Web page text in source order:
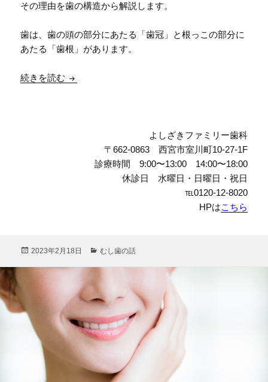
その理由を歯の構造から解説します。
歯は、歯の頭の部分にあたる「歯冠」と根っこの部分に
あたる「歯根」があります。
続きを読む 【歯の構造】歯冠部編：小さいと思っていたむ
よしざきファミリー歯科
〒662-0863 西宮市室川町10-27-1F
診療時間 9:00〜13:00 14:00〜18:00
休診日 水曜日・日曜日・祝日
℡0120-12-8020
HPはこちら
投
2023年2月18日
カ
ー
むし歯の話